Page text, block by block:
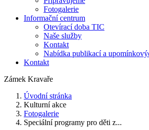
Fotogalerie
Informační centrum
Otevírací doba TIC
Naše služby
Kontakt
Nabídka publikací a
Kontakt
Zámek Kravaře
Úvodní stránka
Kulturní akce
Fotogalerie
Speciální programy pro děti z...